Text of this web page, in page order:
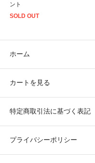
ント
SOLD OUT
ホーム
カートを見る
特定商取引法に基づく表記
プライバシーポリシー